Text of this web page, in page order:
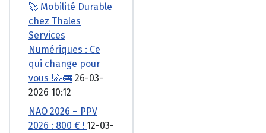
🚀 Mobilité Durable
chez Thales
Services
Numériques : Ce
qui change pour
vous !🚴🚌 26-03-
2026 10:12
NAO 2026 – PPV
2026 : 800 € ! 12-03-